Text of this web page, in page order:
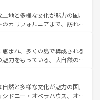
スイスならではのユニークな
だけでなく町歩きも満喫する
高いため物価も高いが、旅行
こともできる。 なお、新
ツ一覧 を参照してほしい。
地と多様な文化が魅力の国。
カリフォルニアまで、訪れる
ショッピング、エンターテイ
スポットだ。一方、アメリカ
ランドキャニオンやイエロー
音楽と美食が融合した独特の
カの各地域で異なる魅力を楽
かな歴史を感じることができ
まれ、多くの島で構成される
力をもっている。大自然の神
定番の観光地といえばオアフ
ならマウイ島やカウアイ島が
ンに輝く海をはじめ、豊かな
然と多様な文化が魅力の国。
ドニー・オペラハウス、オー